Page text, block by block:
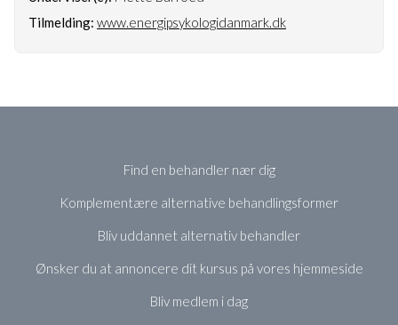
Tilmelding: www.energipsykologidanmark.dk
Find en behandler nær dig
Komplementære alternative behandlingsformer
Bliv uddannet alternativ behandler
Ønsker du at annoncere dit kursus på vores hjemmeside
Bliv medlem i dag